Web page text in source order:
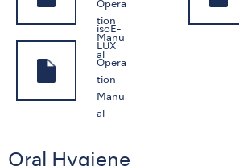
Opera
tion
Manu
al
isoE-
LUX
Opera
tion
Manu
al
Oral Hygiene